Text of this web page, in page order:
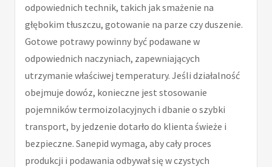
odpowiednich technik, takich jak smażenie na
głębokim tłuszczu, gotowanie na parze czy duszenie.
Gotowe potrawy powinny być podawane w
odpowiednich naczyniach, zapewniających
utrzymanie właściwej temperatury. Jeśli działalność
obejmuje dowóz, konieczne jest stosowanie
pojemników termoizolacyjnych i dbanie o szybki
transport, by jedzenie dotarło do klienta świeże i
bezpieczne. Sanepid wymaga, aby cały proces
produkcji i podawania odbywał się w czystych